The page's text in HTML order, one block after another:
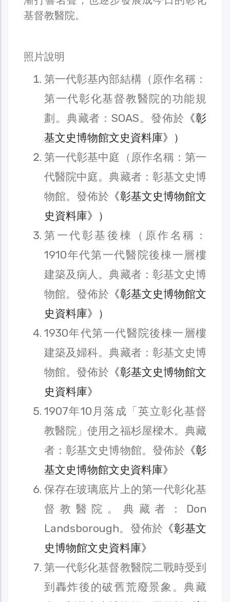
基督教醫院。
照片說明
第一代彰基內部結構（原作名稱：
第一代彰化基督教醫院的功能規
劃。典藏者：SOAS。發佈於 《彰
基文史博物館文史資料庫》）
第一代彰基中庭（原作名稱：第一
代醫院中庭。典藏者：彰基文史博
物館。發佈於 《彰基文史博物館文
史資料庫》）
第一代彰基後棟（原作名稱：
1910年代第一代醫院後棟一層樓
建築及病人。典藏者：彰基文史博
物館。發佈於 《彰基文史博物館文
史資料庫》）
1930年代第一代醫院後棟一層樓
建築及婦科。典藏者：彰基文史博
物館。發佈於 《彰基文史博物館文
史資料庫》
1907年10月落成「英立彰化基督
教醫院」使用之福杉屋樑木。典藏
者：彰基文史博物館。發佈於 《彰
基文史博物館文史資料庫》
保存在玻璃底片上的第一代彰化基
督教醫院。典藏者：Don
Landsborough。發佈於 《彰基文
史博物館文史資料庫》
第一代彰化基督教醫院二戰時受到
到轟炸後的破舊荒廢景象。典藏